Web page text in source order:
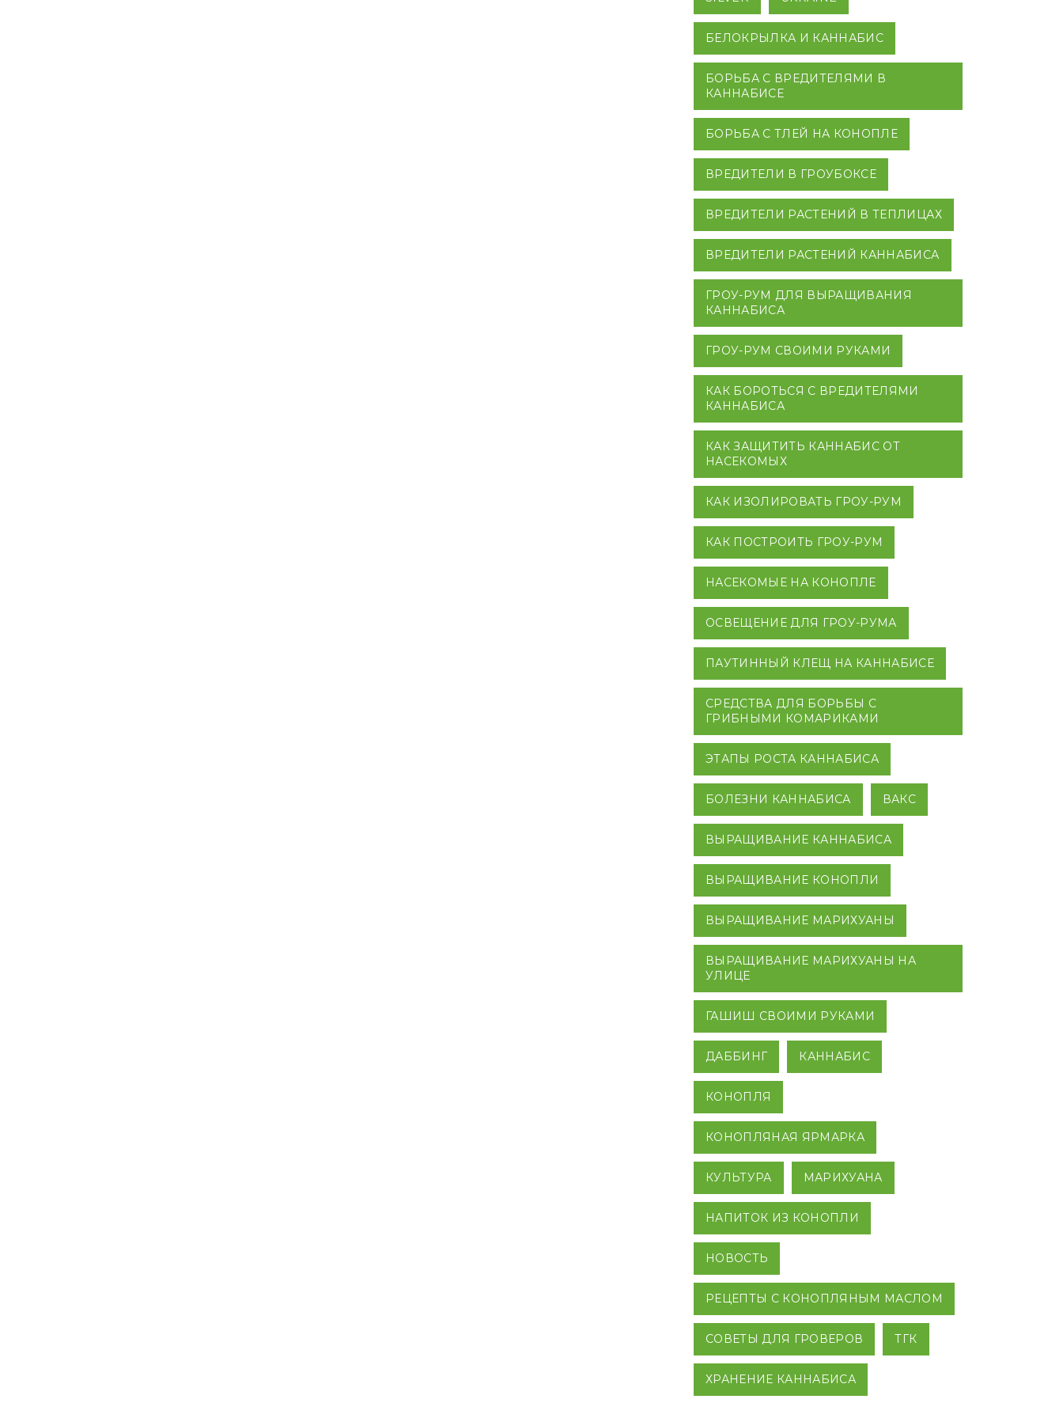
БЕЛОКРЫЛКА И КАННАБИС
БОРЬБА С ВРЕДИТЕЛЯМИ В
КАННАБИСЕ
БОРЬБА С ТЛЕЙ НА КОНОПЛЕ
ВРЕДИТЕЛИ В ГРОУБОКСЕ
ВРЕДИТЕЛИ РАСТЕНИЙ В ТЕПЛИЦАХ
ВРЕДИТЕЛИ РАСТЕНИЙ КАННАБИСА
ГРОУ-РУМ ДЛЯ ВЫРАЩИВАНИЯ
КАННАБИСА
ГРОУ-РУМ СВОИМИ РУКАМИ
КАК БОРОТЬСЯ С ВРЕДИТЕЛЯМИ
КАННАБИСА
КАК ЗАЩИТИТЬ КАННАБИС ОТ
НАСЕКОМЫХ
КАК ИЗОЛИРОВАТЬ ГРОУ-РУМ
КАК ПОСТРОИТЬ ГРОУ-РУМ
НАСЕКОМЫЕ НА КОНОПЛЕ
ОСВЕЩЕНИЕ ДЛЯ ГРОУ-РУМА
ПАУТИННЫЙ КЛЕЩ НА КАННАБИСЕ
СРЕДСТВА ДЛЯ БОРЬБЫ С
ГРИБНЫМИ КОМАРИКАМИ
ЭТАПЫ РОСТА КАННАБИСА
БОЛЕЗНИ КАННАБИСА ВАКС
ВЫРАЩИВАНИЕ КАННАБИСА
ВЫРАЩИВАНИЕ КОНОПЛИ
ВЫРАЩИВАНИЕ МАРИХУАНЫ
ВЫРАЩИВАНИЕ МАРИХУАНЫ НА
УЛИЦЕ
ГАШИШ СВОИМИ РУКАМИ
ДАББИНГ КАННАБИС
КОНОПЛЯ
КОНОПЛЯНАЯ ЯРМАРКА
КУЛЬТУРА МАРИХУАНА
НАПИТОК ИЗ КОНОПЛИ
НОВОСТЬ
РЕЦЕПТЫ С КОНОПЛЯНЫМ МАСЛОМ
СОВЕТЫ ДЛЯ ГРОВЕРОВ ТГК
ХРАНЕНИЕ КАННАБИСА